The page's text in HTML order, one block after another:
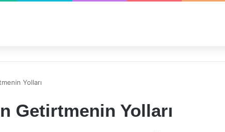
Yolları
Getirtmenin Yolları